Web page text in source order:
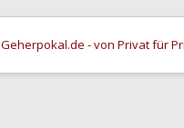
Geherpokal.de - von Privat für